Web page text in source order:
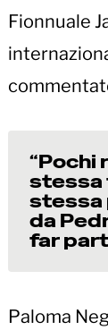
Fionnuale
“Pochi
stessa
stessa
da
far
Paloma